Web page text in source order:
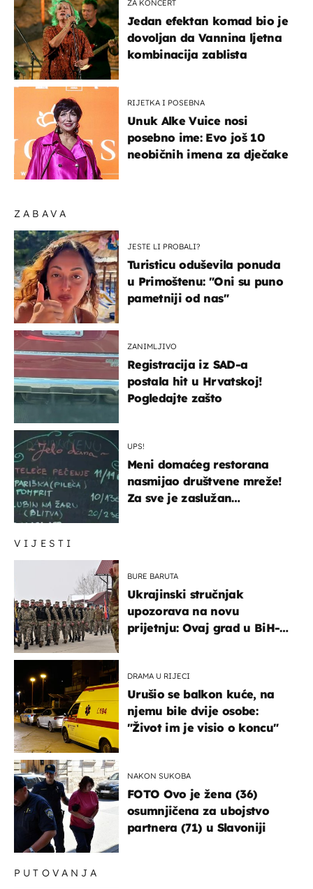
VIJESTI
BURE BARUTA
Ukrajinski stručnjak
upozorava na novu
prijetnju: Ovaj grad u BiH-u
DRAMA U RIJECI
Urušio se balkon kuće, na
njemu bile dvije osobe:
"Život im je visio o koncu"
NAKON SUKOBA
FOTO Ovo je žena (36)
osumnjičena za ubojstvo
partnera (71) u Slavoniji
ZABAVA
JESTE LI PROBALI?
Turisticu oduševila ponuda
u Primoštenu: "Oni su puno
pametniji od nas"
ZANIMLJIVO
Registracija iz SAD-a
postala hit u Hrvatskoj!
Pogledajte zašto
UPS!
Meni domaćeg restorana
nasmijao društvene mreže!
Za sve je zaslužan
PUTOVANJA
ZA KONCERT
Jedan efektan komad bio je
dovoljan da Vannina ljetna
kombinacija zablista
RIJETKA I POSEBNA
Unuk Alke Vuice nosi
posebno ime: Evo još 10
neobičnih imena za dječake